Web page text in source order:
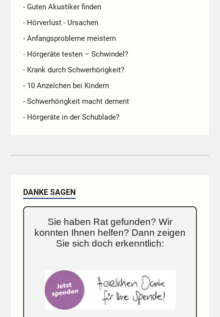
- Guten Akustiker finden
- Hörverlust - Ursachen
- Anfangsprobleme meistern
- Hörgeräte testen – Schwindel?
- Krank durch Schwerhörigkeit?
- 10 Anzeichen bei Kindern
- Schwerhörigkeit macht dement
- Hörgeräte in der Schublade?
DANKE SAGEN
Sie haben Rat gefunden? Wir
konnten Ihnen helfen? Dann zeigen
Sie sich doch erkenntlich: